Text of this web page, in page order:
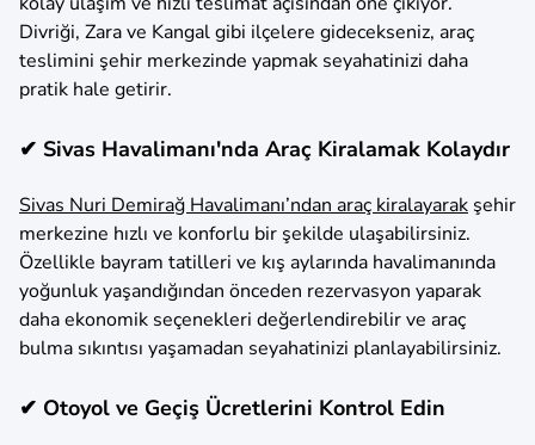
Divriği, Zara ve Kangal gibi ilçelere gidecekseniz, araç
teslimini şehir merkezinde yapmak seyahatinizi daha
pratik hale getirir.
✔ Sivas Havalimanı'nda Araç Kiralamak Kolaydır
Sivas Nuri Demirağ Havalimanı’ndan araç kiralayarak şehir
merkezine hızlı ve konforlu bir şekilde ulaşabilirsiniz.
Özellikle bayram tatilleri ve kış aylarında havalimanında
yoğunluk yaşandığından önceden rezervasyon yaparak
daha ekonomik seçenekleri değerlendirebilir ve araç
bulma sıkıntısı yaşamadan seyahatinizi planlayabilirsiniz.
✔ Otoyol ve Geçiş Ücretlerini Kontrol Edin